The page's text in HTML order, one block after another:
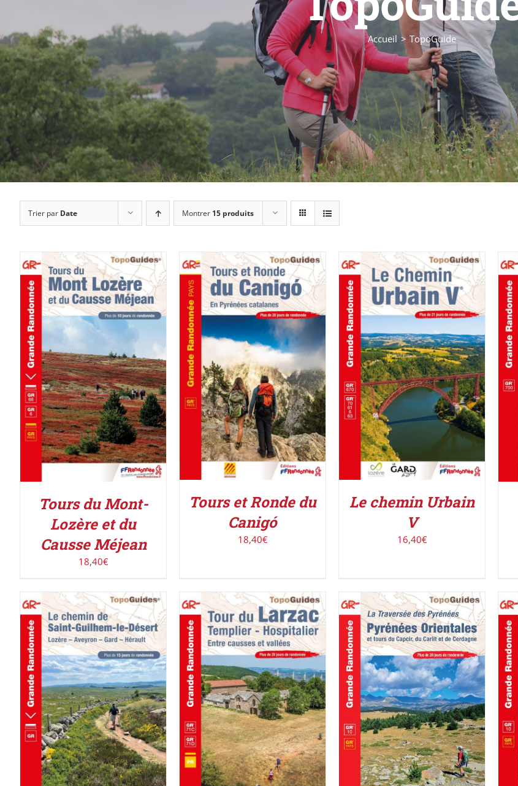
Accueil TopoGuide
Trier par Date Montrer 15 produits
AJOUTER AU PANIER
/
DÉTAILS
Tours du Mont-
Lozère et du
Causse Méjean
18,40€
AJOUTER AU PANIER
DÉTAILS
Tours et Ronde du
Canigó
18,40€
AJOUTER AU PANIER
/
DÉTAILS
Le chemin Urbain
V
16,40€
AJOUTER AU PANIER
/
DÉTAILS
AJOUTER AU PANIER
/
DÉTAILS
AJOUTER AU PANIER
/
DÉTAILS